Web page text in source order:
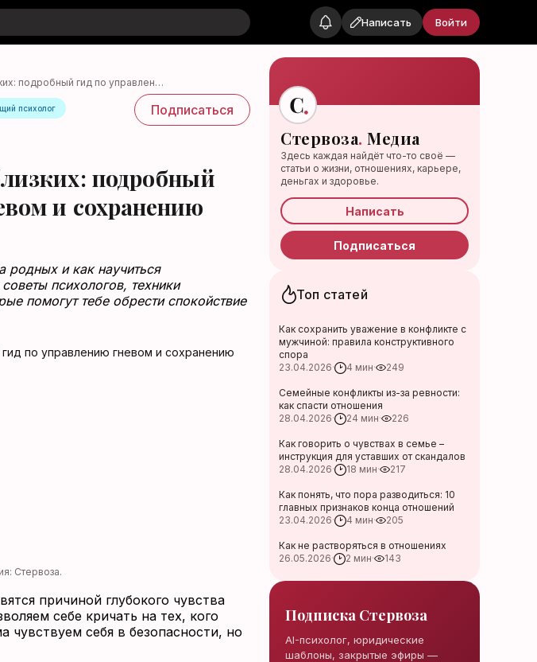
Написать Войти
подробный гид по управлен…
психолог Подписаться
подробный
и сохранению
родных и как научиться
психологов, техники
помогут тебе обрести спокойствие
Стервоза.
причиной глубокого чувства
себе кричать на тех, кого
себя в безопасности, но
Стервоза. Медиа
Здесь каждая найдёт что-то своё —
статьи о жизни, отношениях, карьере,
деньгах и здоровье.
Написать
Подписаться
Топ статей
Как сохранить уважение в конфликте с
мужчиной: правила конструктивного
спора
23.04.2026· 4 мин· 249
Семейные конфликты из-за ревности:
как спасти отношения
28.04.2026· 24 мин· 226
Как говорить о чувствах в семье –
инструкция для уставших от скандалов
28.04.2026· 18 мин· 217
Как понять, что пора разводиться: 10
главных признаков конца отношений
23.04.2026· 4 мин· 205
Как не растворяться в отношениях
26.05.2026· 2 мин· 143
Подписка Стервоза
AI-психолог, юридические
шаблоны, закрытые эфиры —